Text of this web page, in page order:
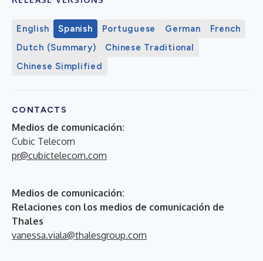
English Spanish Portuguese German
French
Dutch (Summary)
Chinese Traditional
Chinese Simplified
CONTACTS
Medios de comunicación:
Cubic Telecom
pr@cubictelecom.com
Medios de comunicación:
Relaciones con los medios de comunicación de
Thales
vanessa.viala@thalesgroup.com